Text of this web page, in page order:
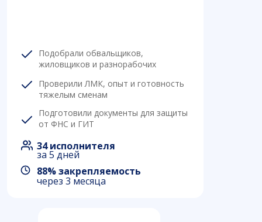
Подобрали обвальщиков,
жиловщиков и разнорабочих
Проверили ЛМК, опыт и готовность
тяжелым сменам
Подготовили документы для защиты
от ФНС и ГИТ
34 исполнителя
88% закрепляемость
через 3 месяца
за 5 дней